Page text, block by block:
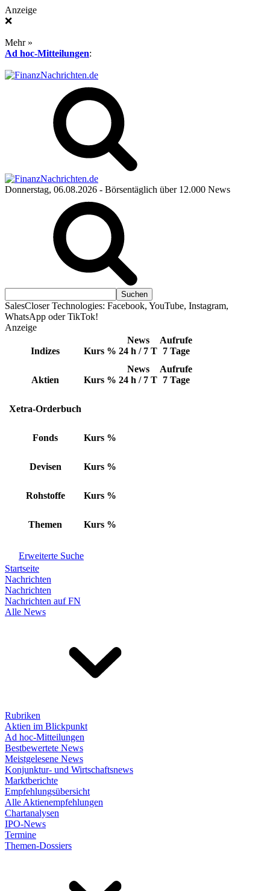
Anzeige
❌
Mehr »
Ad hoc-Mitteilungen:
Donnerstag, 06.08.2026 - Börsentäglich über 12.000 News
SalesCloser Technologies: Facebook, YouTube, Instagram,
WhatsApp oder TikTok!
Anzeige
Indizes Kurs %
News
24 h / 7 T
Aufrufe
7 Tage
Aktien Kurs %
News
24 h / 7 T
Aufrufe
7 Tage
Xetra-Orderbuch
Fonds Kurs %
Devisen Kurs %
Rohstoffe Kurs %
Themen Kurs %
Erweiterte Suche
Startseite
Nachrichten
Nachrichten
Nachrichten auf FN
Alle News
Rubriken
Aktien im Blickpunkt
Ad hoc-Mitteilungen
Bestbewertete News
Meistgelesene News
Konjunktur- und Wirtschaftsnews
Marktberichte
Empfehlungsübersicht
Alle Aktienempfehlungen
Chartanalysen
IPO-News
Termine
Themen-Dossiers